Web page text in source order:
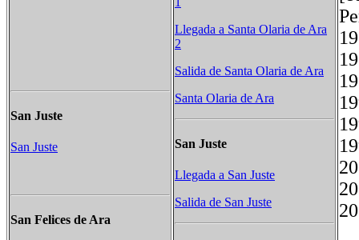
San Juste
San Juste
San Felices de Ara
Llegada a Santa Olaria de Ara
2
Salida de Santa Olaria de Ara
Santa Olaria de Ara
San Juste
Llegada a San Juste
Salida de San Juste